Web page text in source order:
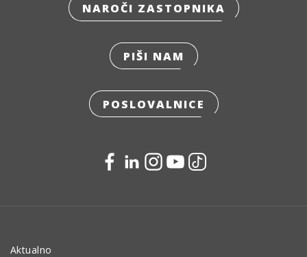
NAROČI ZASTOPNIKA
PIŠI NAM
POSLOVALNICE
Aktualno